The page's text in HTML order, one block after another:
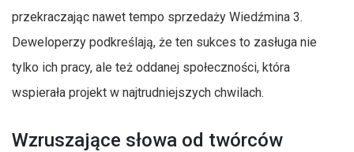
przekraczając nawet tempo sprzedaży Wiedźmina 3.
Deweloperzy podkreślają, że ten sukces to zasługa nie
tylko ich pracy, ale też oddanej społeczności, która
wspierała projekt w najtrudniejszych chwilach.
Wzruszające słowa od twórców